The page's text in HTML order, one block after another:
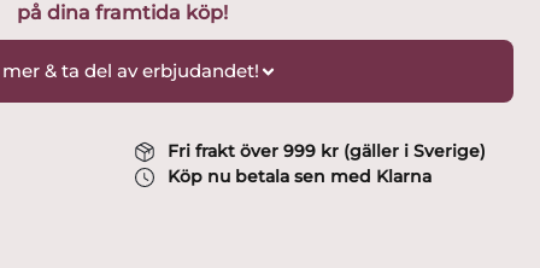
på dina framtida köp!
mer & ta del av erbjudandet!
Fri frakt över 999 kr (gäller i Sverige)
Köp nu betala sen med Klarna